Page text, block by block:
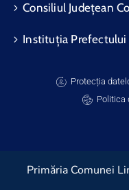
Consiliul Județean
Instituția Prefectului
Protecția
Politica
Primăria Comunei